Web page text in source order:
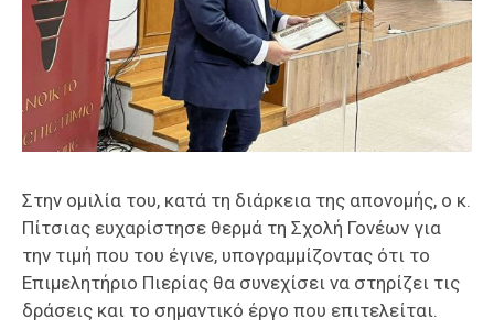
Στην ομιλία του, κατά τη διάρκεια της απονομής, ο κ.
Πίτσιας ευχαρίστησε θερμά τη Σχολή Γονέων για
την τιμή που του έγινε, υπογραμμίζοντας ότι το
Επιμελητήριο Πιερίας θα συνεχίσει να στηρίζει τις
δράσεις και το σημαντικό έργο που επιτελείται.